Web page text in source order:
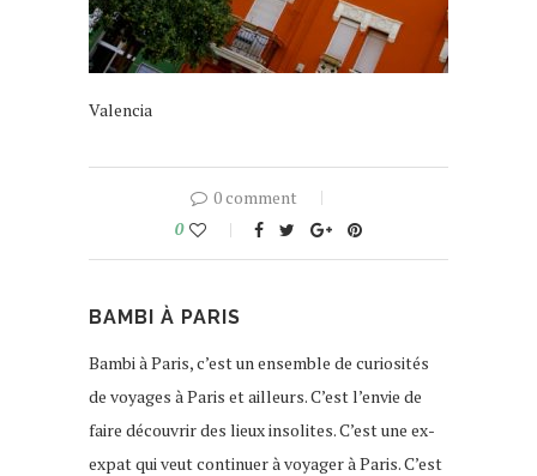
Valencia
0 comment
0
BAMBI À PARIS
Bambi à Paris, c’est un ensemble de curiosités
de voyages à Paris et ailleurs. C’est l’envie de
faire découvrir des lieux insolites. C’est une ex-
expat qui veut continuer à voyager à Paris. C’est